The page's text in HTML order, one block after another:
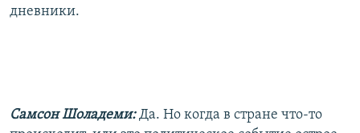
дневники.
Самсон Шоладеми:Да. Но когда в стране что-то